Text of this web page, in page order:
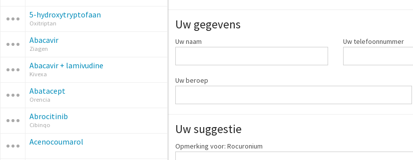
5-hydroxytryptofaan
Oxitriptan
Abacavir
Ziagen
Abacavir + lamivudine
Kivexa
Abatacept
Orencia
Abrocitinib
Cibinqo
Acenocoumarol
Uw gegevens
Uw naam Uw telefoonnummer
Uw beroep
Uw suggestie
Opmerking voor: Rocuronium